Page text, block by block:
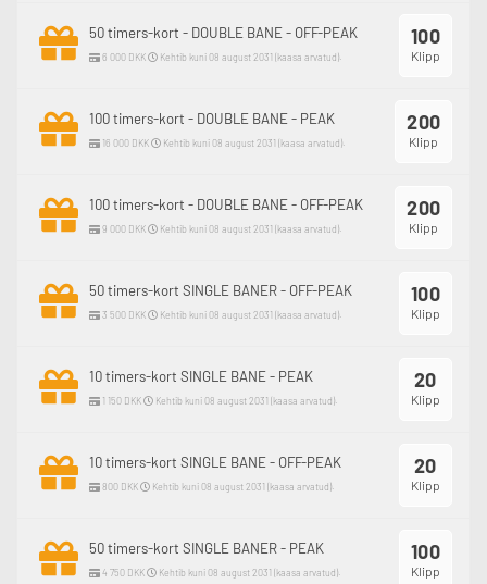
100
Klipp
50 timers-kort - DOUBLE BANE - OFF-PEAK
6 000 DKK Kehtib kuni 08 august 2031 (kaasa arvatud).
200
Klipp
100 timers-kort - DOUBLE BANE - PEAK
16 000 DKK Kehtib kuni 08 august 2031 (kaasa arvatud).
200
Klipp
100 timers-kort - DOUBLE BANE - OFF-PEAK
9 000 DKK Kehtib kuni 08 august 2031 (kaasa arvatud).
100
Klipp
50 timers-kort SINGLE BANER - OFF-PEAK
3 500 DKK Kehtib kuni 08 august 2031 (kaasa arvatud).
20
Klipp
10 timers-kort SINGLE BANE - PEAK
1 150 DKK Kehtib kuni 08 august 2031 (kaasa arvatud).
20
Klipp
10 timers-kort SINGLE BANE - OFF-PEAK
800 DKK Kehtib kuni 08 august 2031 (kaasa arvatud).
100
Klipp
50 timers-kort SINGLE BANER - PEAK
4 750 DKK Kehtib kuni 08 august 2031 (kaasa arvatud).